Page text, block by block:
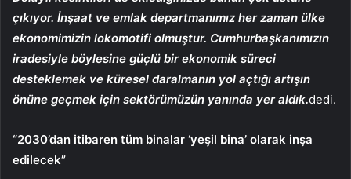
çıkıyor. İnşaat ve emlak departmanımız her zaman ülke
ekonomimizin lokomotifi olmuştur. Cumhurbaşkanımızın
iradesiyle böylesine güçlü bir ekonomik süreci
desteklemek ve küresel daralmanın yol açtığı artışın
önüne geçmek için sektörümüzün yanında yer aldık.dedi.
“2030’dan itibaren tüm binalar ‘yeşil bina’ olarak inşa
edilecek”